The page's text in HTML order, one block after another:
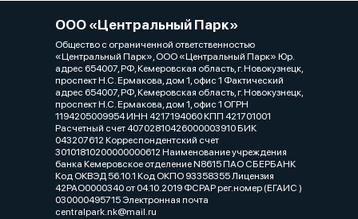
ООО «Центральный Парк»
Общество с ограниченной ответственностью
«Центральный Парк», ООО «Центральный Парк» Юр.
адрес 654007, РФ, Кемеровская область, г. Новокузнецк,
проспект Н.С. Ермакова, дом 1, офис 1 Фактический
адрес 654007, РФ, Кемеровская область, г. Новокузнецк,
проспект Н.С. Ермакова, дом 1, офис 1 ОГРН
1194205009954 ИНН 4217194060 КПП 421701001
Расчетный счет 40702810426000003910 БИК
043207612 Корреспондентский счет
30101810200000000612 Наименование учреждения
банка Кемеровское отделение N8615 ПАО СБЕРБАНК
Код ОКВЭД 56.10.1 Код ОКПО 93358355 Лицензия
42РАО0000340 от 04.10.2019 ФСРАР рег.номер (ЕГАИС )
030000495715 Электронная почта
centralpark.nk@mail.ru